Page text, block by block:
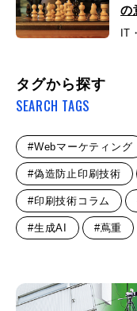
の
IT
タグから探す
SEARCH TAGS
#Webマーケティング
#偽造防止印刷技術
#印刷技術コラム
#生成AI #蔦重